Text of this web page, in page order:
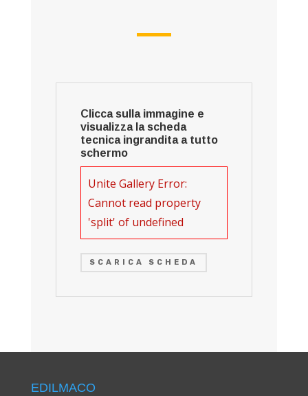
Clicca sulla immagine e
visualizza la scheda
tecnica ingrandita a tutto
schermo
Unite Gallery Error:
Cannot read property
'split' of undefined
SCARICA SCHEDA
EDILMACO